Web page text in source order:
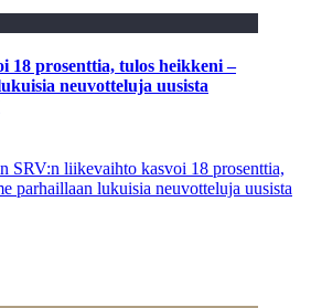
18 prosenttia, tulos heikkeni –
neuvotteluja uusista
SRV:n liikevaihto kasvoi 18 prosenttia,
parhaillaan lukuisia neuvotteluja uusista